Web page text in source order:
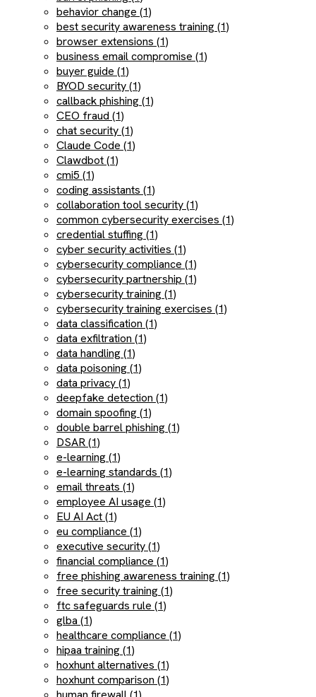
behavior change (1)
best security awareness training (1)
browser extensions (1)
business email compromise (1)
buyer guide (1)
BYOD security (1)
callback phishing (1)
CEO fraud (1)
chat security (1)
Claude Code (1)
Clawdbot (1)
cmi5 (1)
coding assistants (1)
collaboration tool security (1)
common cybersecurity exercises (1)
credential stuffing (1)
cyber security activities (1)
cybersecurity compliance (1)
cybersecurity partnership (1)
cybersecurity training (1)
cybersecurity training exercises (1)
data classification (1)
data exfiltration (1)
data handling (1)
data poisoning (1)
data privacy (1)
deepfake detection (1)
domain spoofing (1)
double barrel phishing (1)
DSAR (1)
e-learning (1)
e-learning standards (1)
email threats (1)
employee AI usage (1)
EU AI Act (1)
eu compliance (1)
executive security (1)
financial compliance (1)
free phishing awareness training (1)
free security training (1)
ftc safeguards rule (1)
glba (1)
healthcare compliance (1)
hipaa training (1)
hoxhunt alternatives (1)
hoxhunt comparison (1)